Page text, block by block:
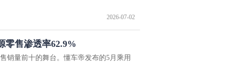
2026-07-02
零售渗透率62.9%
销量前十的舞台。懂车帝发布的5月乘用